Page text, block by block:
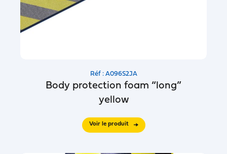
Réf : A096S2JA
Body protection foam “long”
yellow
Voir le produit